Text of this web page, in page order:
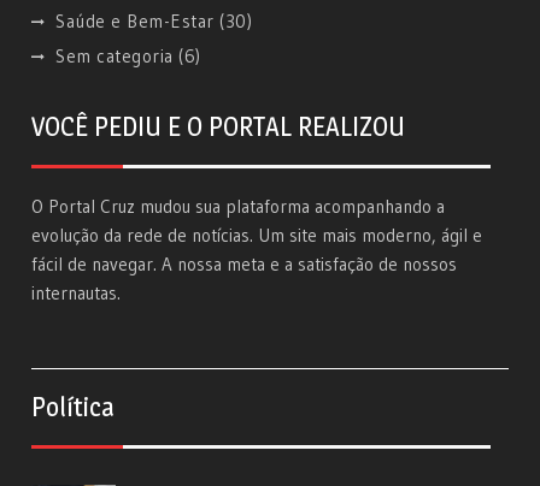
Saúde e Bem-Estar (30)
Sem categoria (6)
VOCÊ PEDIU E O PORTAL REALIZOU
O Portal Cruz mudou sua plataforma acompanhando a
evolução da rede de notícias. Um site mais moderno, ágil e
fácil de navegar. A nossa meta e a satisfação de nossos
internautas.
Política